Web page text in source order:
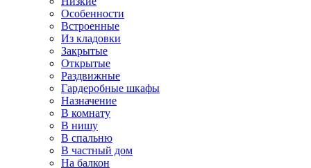
Особенности
Встроенные
Из кладовки
Закрытые
Открытые
Раздвижные
Гардеробные шкафы
Назначение
В комнату
В нишу
В спальню
В частный дом
На балкон